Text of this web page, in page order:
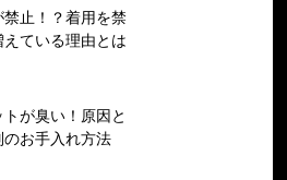
止！？着用を禁
ている理由とは
が臭い！原因と
お手入れ方法